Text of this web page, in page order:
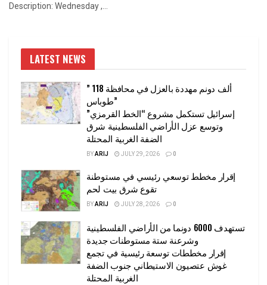
Description: Wednesday ,...
LATEST NEWS
” 118 ألف دونم مهددة بالعزل في محافظة
طوباس”
إسرائيل تستكمل مشروع “الخط القرمزي”
وتوسع عزل الأراضي الفلسطينية شرق
الضفة الغربية المحتلة
BYARIJ JULY 29, 2026 0
إقرار مخطط توسعي رئيسي في مستوطنة
تقوع شرق بيت لحم
BYARIJ JULY 28, 2026 0
تستهدف 6000 دونما من الأراضي الفلسطينية
وشرعنة ستة مستوطنات جديدة
إقرار مخططات توسعة رئيسية في تجمع
غوش عتصيون الاستيطاني جنوب الضفة
الغربية المحتلة